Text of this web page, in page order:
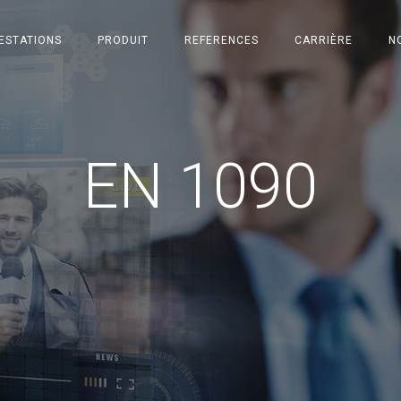
PRODUIT REFERENCES CARRIÈRE
EN 1090